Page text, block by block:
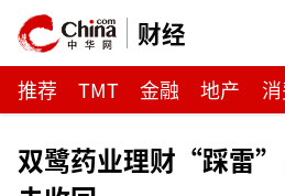
财经
推荐 TMT 金融 地产
双鹭药业理财“踩雷”